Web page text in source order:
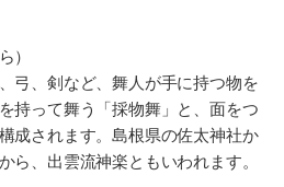
）
弓、剣など、舞人が手に持つ物を
持って舞う「採物舞」と、面をつ
成されます。島根県の佐太神社か
ら、出雲流神楽ともいわれます。